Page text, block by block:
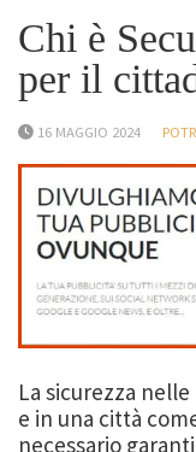
Chi è
per il
16 MAGGIO 2024
La sicurezza
e in una città
necessario